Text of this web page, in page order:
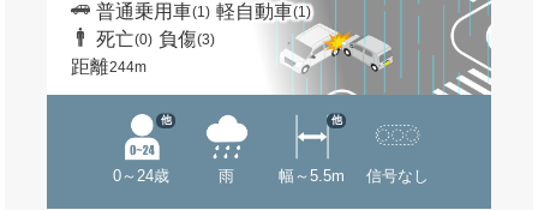
普通乗用車(1) 軽自動車(1)
死亡(0) 負傷(3)
距離244m
0～24歳
他
雨 幅～5.5m
他
信号なし